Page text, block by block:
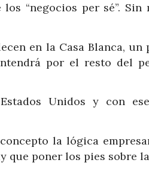
“negocios per sé”. Sin
en la Casa Blanca, un
por el resto del
Unidos y con
la lógica
que poner los pies sobre